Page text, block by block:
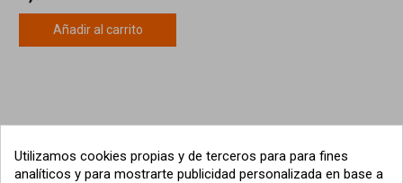
Añadir al carrito
Utilizamos cookies propias y de terceros para para fines
analíticos y para mostrarte publicidad personalizada en base a